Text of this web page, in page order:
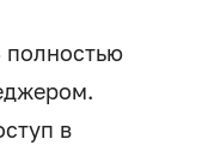
полностью
в